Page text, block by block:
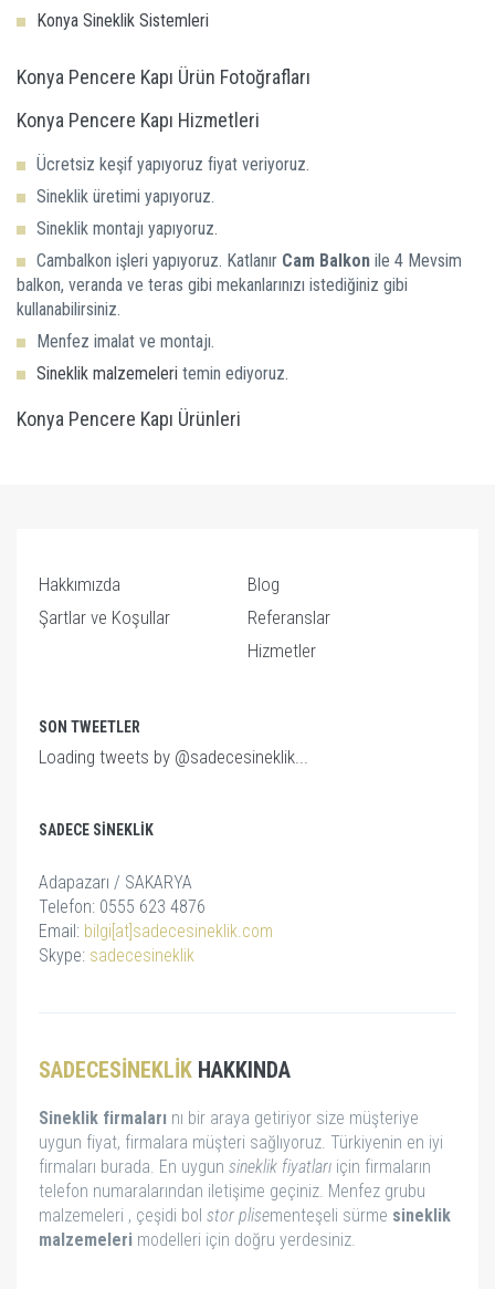
Konya Sineklik Sistemleri
Konya Pencere Kapı Ürün Fotoğrafları
Konya Pencere Kapı Hizmetleri
Ücretsiz keşif yapıyoruz fiyat veriyoruz.
Sineklik üretimi yapıyoruz.
Sineklik montajı yapıyoruz.
Cambalkon işleri yapıyoruz. Katlanır Cam Balkon ile 4 Mevsim
balkon, veranda ve teras gibi mekanlarınızı istediğiniz gibi
kullanabilirsiniz.
Menfez imalat ve montajı.
Sineklik malzemeleri temin ediyoruz.
Konya Pencere Kapı Ürünleri
Hakkımızda
Şartlar ve Koşullar
Blog
Referanslar
Hizmetler
SON TWEETLER
Loading tweets by @sadecesineklik...
SADECE SINEKLIK
Adapazarı / SAKARYA
Telefon: 0555 623 4876
Email: bilgi[at]sadecesineklik.com
Skype: sadecesineklik
SADECESINEKLIK HAKKINDA
Sineklik firmaları nı bir araya getiriyor size müşteriye
uygun fiyat, firmalara müşteri sağlıyoruz. Türkiyenin en iyi
firmaları burada. En uygun sineklik fiyatları için firmaların
telefon numaralarından iletişime geçiniz. Menfez grubu
malzemeleri , çeşidi bol stor plisementeşeli sürme sineklik
malzemeleri modelleri için doğru yerdesiniz.